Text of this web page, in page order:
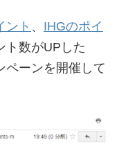
ント 、 IHGのポイ
ト数がUPした
ペーンを開催して